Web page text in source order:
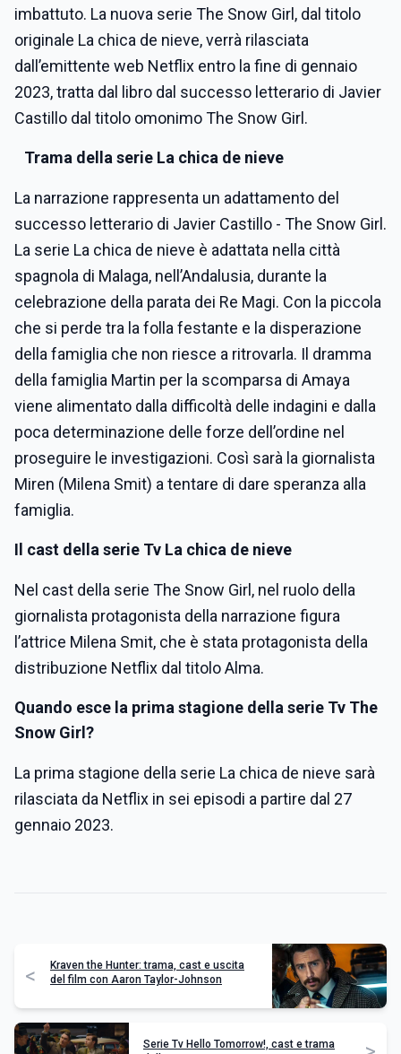
imbattuto. La nuova serie The Snow Girl, dal titolo
originale La chica de nieve, verrà rilasciata
dall’emittente web Netflix entro la fine di gennaio
2023, tratta dal libro dal successo letterario di Javier
Castillo dal titolo omonimo The Snow Girl.
Trama della serie La chica de nieve
La narrazione rappresenta un adattamento del
successo letterario di Javier Castillo - The Snow Girl.
La serie La chica de nieve è adattata nella città
spagnola di Malaga, nell’Andalusia, durante la
celebrazione della parata dei Re Magi. Con la piccola
che si perde tra la folla festante e la disperazione
della famiglia che non riesce a ritrovarla. Il dramma
della famiglia Martin per la scomparsa di Amaya
viene alimentato dalla difficoltà delle indagini e dalla
poca determinazione delle forze dell’ordine nel
proseguire le investigazioni. Così sarà la giornalista
Miren (Milena Smit) a tentare di dare speranza alla
famiglia.
Il cast della serie Tv La chica de nieve
Nel cast della serie The Snow Girl, nel ruolo della
giornalista protagonista della narrazione figura
l’attrice Milena Smit, che è stata protagonista della
distribuzione Netflix dal titolo Alma.
Quando esce la prima stagione della serie Tv The
Snow Girl?
La prima stagione della serie La chica de nieve sarà
rilasciata da Netflix in sei episodi a partire dal 27
gennaio 2023.
<
Kraven the Hunter: trama, cast e uscita
del film con Aaron Taylor-Johnson
Serie Tv Hello Tomorrow!, cast e trama